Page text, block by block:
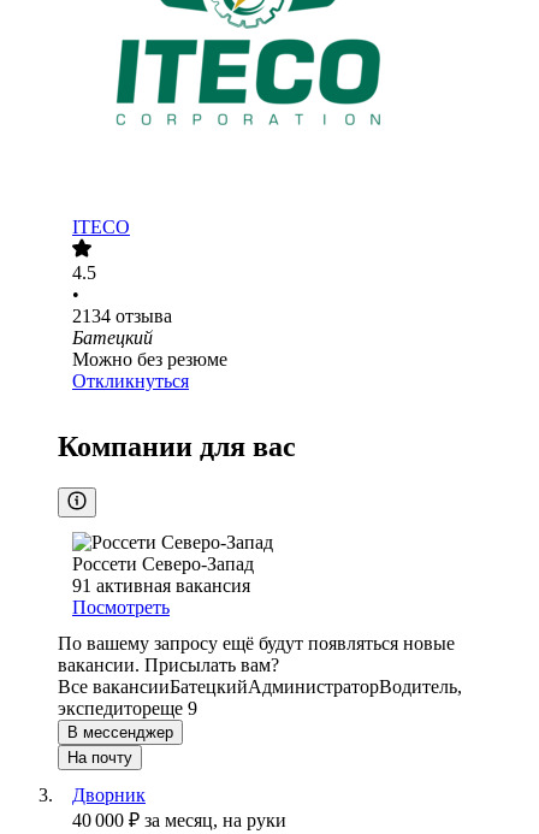
ITECO
4.5
•
2134 отзыва
Батецкий
Можно без резюме
Откликнуться
Компании для вас
Россети Северо-Запад
91 активная вакансия
Посмотреть
По вашему запросу ещё будут появляться новые
вакансии. Присылать вам?
Все вакансииБатецкийАдминистраторВодитель,
экспедитореще 9
В мессенджер
На почту
Дворник
40 000 ₽ за месяц, на руки